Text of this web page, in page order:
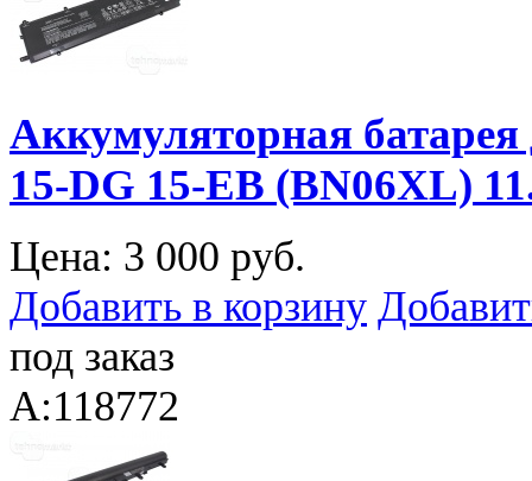
Аккумуляторная батарея
15-DG 15-EB (BN06XL)
Цена: 3 000 руб.
Добавить в корзину
под заказ
A:118772